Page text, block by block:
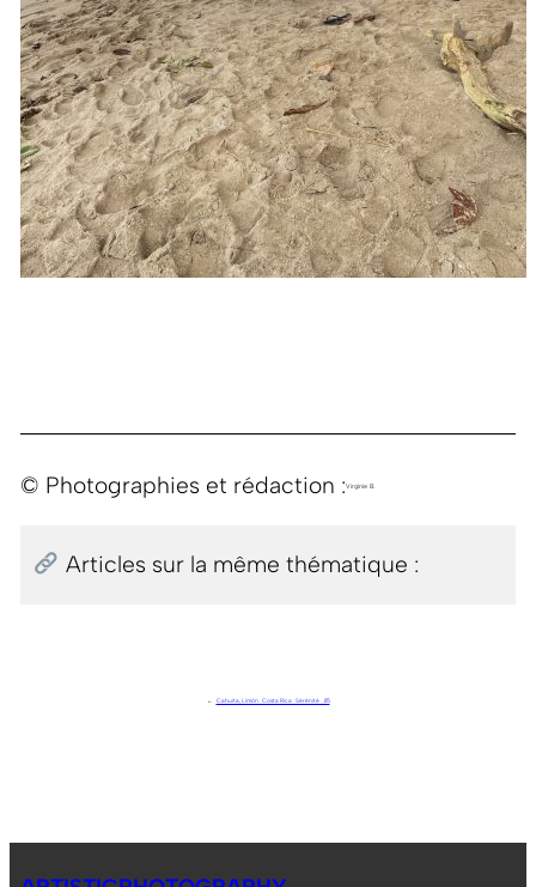
© Photographies et rédaction :Virginie B.
Articles sur la même thématique :
← Cahuita, Limón . Costa Rica . Sérénité . J15